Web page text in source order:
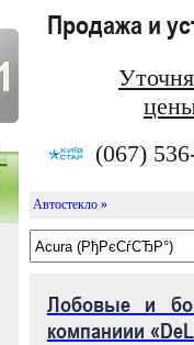
Продажа и
(067)
Автостекло »
Лобовые и
компаниии